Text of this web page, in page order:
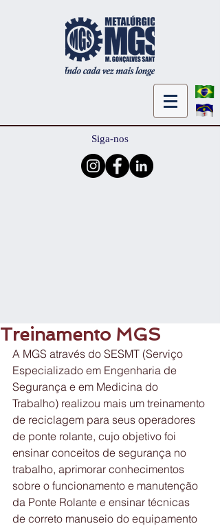
Siga-nos
Treinamento MGS
A MGS através do SESMT (Serviço
Especializado em Engenharia de
Segurança e em Medicina do
Trabalho) realizou mais um treinamento
de reciclagem para seus operadores
de ponte rolante, cujo objetivo foi
ensinar conceitos de segurança no
trabalho, aprimorar conhecimentos
sobre o funcionamento e manutenção
da Ponte Rolante e ensinar técnicas
de correto manuseio do equipamento